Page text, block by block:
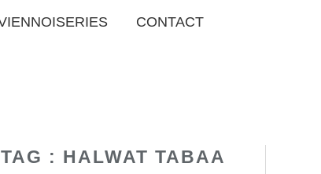
CONTACT
: HALWAT TABAA